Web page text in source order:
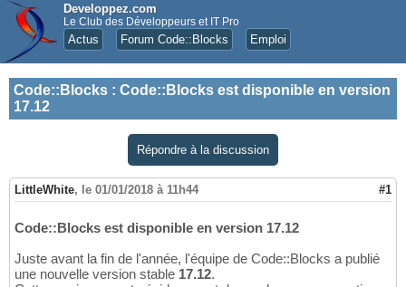
Developpez.com
Le Club des Développeurs et IT Pro
Actus Forum Code::Blocks Emploi
Code::Blocks : Code::Blocks est disponible en version
17.12
Répondre à la discussion
LittleWhite, le 01/01/2018 à 11h44 #1
Code::Blocks est disponible en version 17.12
Juste avant la fin de l'année, l'équipe de Code::Blocks a publié
une nouvelle version stable 17.12.